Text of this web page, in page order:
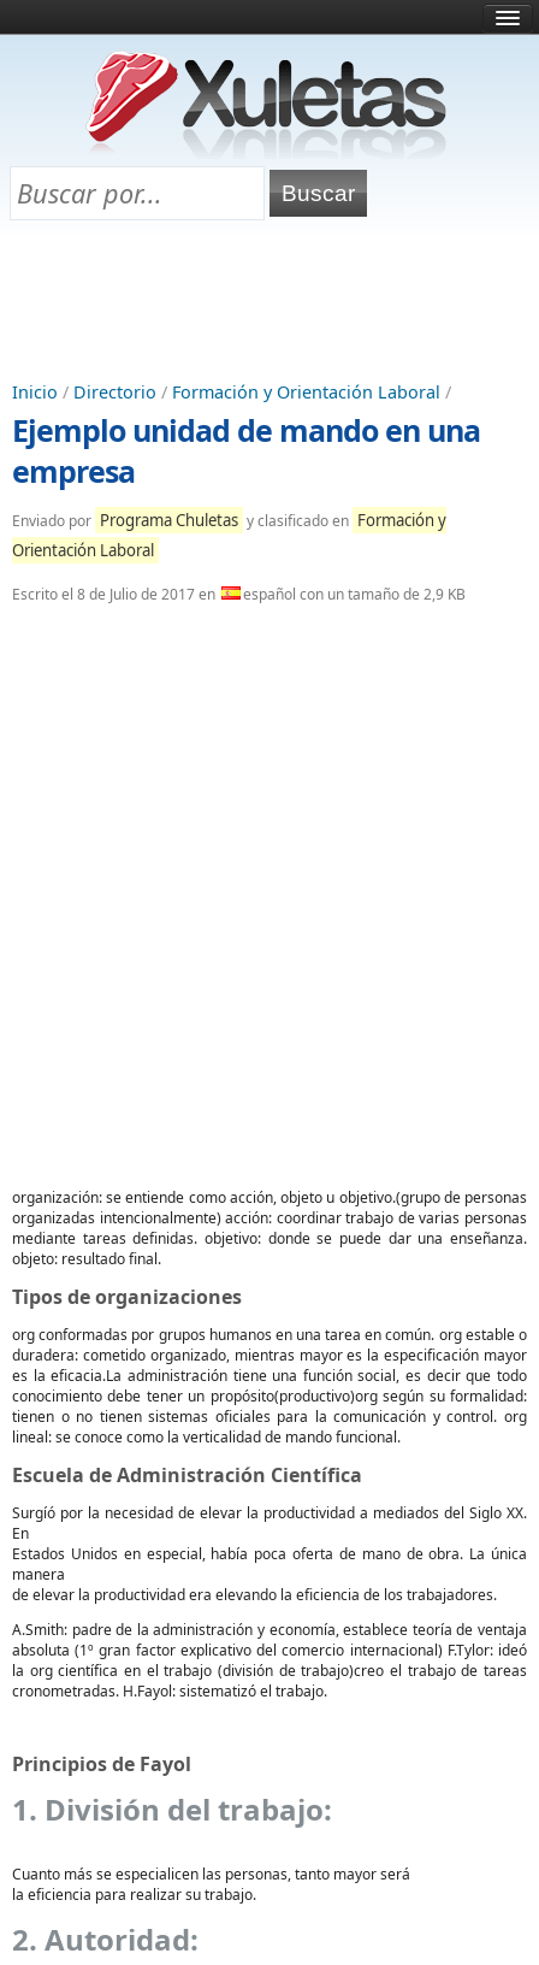
¿Qué es esto?
Directorio
Chuletas para exámenes
Inicio / Directorio / Formación y Orientación Laboral /
Ejemplo unidad de mando en una
empresa
Enviado por Programa Chuletas y clasificado en Formación y
Orientación Laboral
Escrito el 8 de Julio de 2017en español con un tamaño de 2,9 KB
organización: se entiende como acción, objeto u objetivo.(grupo de personas
organizadas intencionalmente) acción: coordinar trabajo de varias personas
mediante tareas definidas. objetivo: donde se puede dar una enseñanza.
objeto: resultado final.
Tipos de organizaciones
org conformadas por grupos humanos en una tarea en común. org estable o
duradera: cometido organizado, mientras mayor es la especificación mayor
es la eficacia.La administración tiene una función social, es decir que todo
conocimiento debe tener un propósito(productivo)org según su formalidad:
tienen o no tienen sistemas oficiales para la comunicación y control. org
lineal: se conoce como la verticalidad de mando funcional.
Escuela de Administración Científica
Surgíó por la necesidad de elevar la productividad a mediados del Siglo XX.
En
Estados Unidos en especial, había poca oferta de mano de obra. La única
manera
de elevar la productividad era elevando la eficiencia de los trabajadores.
A.Smith: padre de la administración y economía, establece teoría de ventaja
absoluta (1º gran factor explicativo del comercio internacional) F.Tylor: ideó
la org científica en el trabajo (división de trabajo)creo el trabajo de tareas
cronometradas. H.Fayol: sistematizó el trabajo.
Principios de Fayol
1. División del trabajo:
Cuanto más se especialicen las personas, tanto mayor será
la eficiencia para realizar su trabajo.
2. Autoridad: